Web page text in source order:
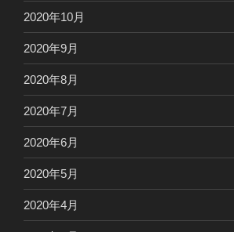
2020年10月
2020年9月
2020年8月
2020年7月
2020年6月
2020年5月
2020年4月